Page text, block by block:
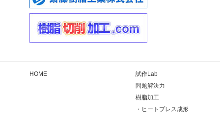
HOME
試作Lab
問題解決力
樹脂加工
・ ヒートプレス成形